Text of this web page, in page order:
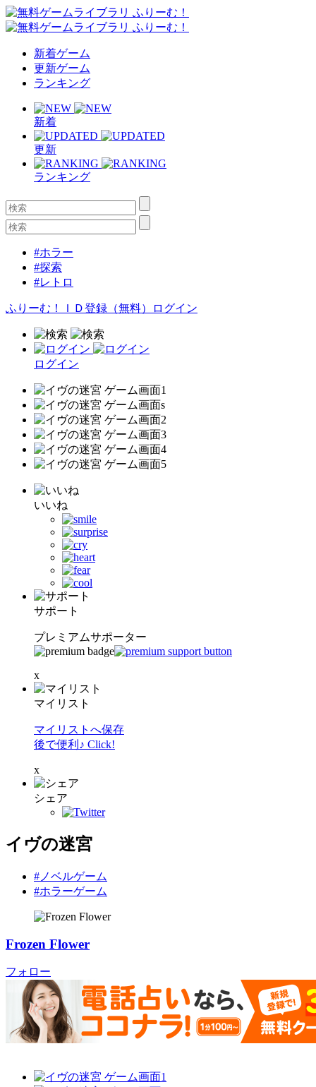
新着ゲーム
更新ゲーム
ランキング
新着
更新
ランキング
#ホラー
#探索
#レトロ
ふりーむ！ＩＤ登録（無料） ログイン
ログイン
いいね
サポート
プレミアムサポーター
x
マイリスト
マイリストへ保存
後で便利♪ Click!
x
シェア
イヴの迷宮
#ノベルゲーム
#ホラーゲーム
Frozen Flower
フォロー